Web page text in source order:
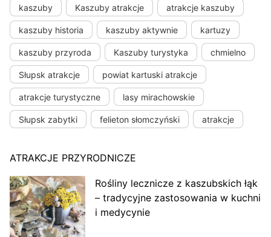
kaszuby Kaszuby atrakcje atrakcje kaszuby
kaszuby historia kaszuby aktywnie kartuzy
kaszuby przyroda Kaszuby turystyka chmielno
Słupsk atrakcje powiat kartuski atrakcje
atrakcje turystyczne lasy mirachowskie
Słupsk zabytki felieton słomczyński atrakcje
ATRAKCJE PRZYRODNICZE
Rośliny lecznicze z kaszubskich łąk
– tradycyjne zastosowania w kuchni
i medycynie